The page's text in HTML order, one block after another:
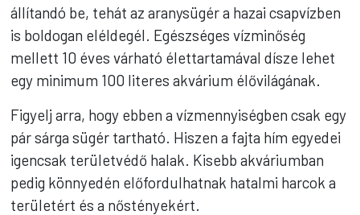
állítandó be, tehát az aranysügér a hazai csapvízben
is boldogan eléldegél. Egészséges vízminőség
mellett 10 éves várható élettartamával dísze lehet
egy minimum 100 literes akvárium élővilágának.
Figyelj arra, hogy ebben a vízmennyiségben csak egy
pár sárga sügér tartható. Hiszen a fajta hím egyedei
igencsak területvédő halak. Kisebb akváriumban
pedig könnyedén előfordulhatnak hatalmi harcok a
területért és a nőstényekért.